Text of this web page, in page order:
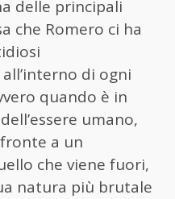
delle principali
che Romero ci ha
di ogni
quando è in
umano,
a un
che viene fuori,
natura più brutale